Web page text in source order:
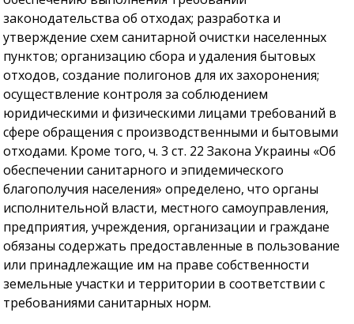
законодательства об отходах; разработка и
утверждение схем санитарной очистки населенных
пунктов; организацию сбора и удаления бытовых
отходов, создание полигонов для их захоронения;
осуществление контроля за соблюдением
юридическими и физическими лицами требований в
сфере обращения с производственными и бытовыми
отходами. Кроме того, ч. 3 ст. 22 Закона Украины «Об
обеспечении санитарного и эпидемического
благополучия населения» определено, что органы
исполнительной власти, местного самоуправления,
предприятия, учреждения, организации и граждане
обязаны содержать предоставленные в пользование
или принадлежащие им на праве собственности
земельные участки и территории в соответствии с
требованиями санитарных норм.